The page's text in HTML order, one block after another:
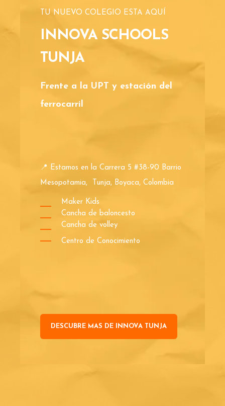
TU NUEVO COLEGIO ESTA AQUÍ
INNOVA SCHOOLS
TUNJA
Frente a la UPT y estación del
ferrocarril
📍
Estamos en la Carrera 5 #38-90 Barrio
Mesopotamia, Tunja, Boyaca, Colombia
Maker Kids
Cancha de baloncesto
Cancha de volley
Centro de Conocimiento
DESCUBRE MAS DE INNOVA TUNJA